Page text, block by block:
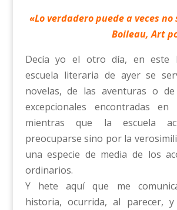
«Lo verdadero puede a veces
Boileau, Art
Decía yo el otro día, en este
escuela literaria de ayer se
novelas, de las aventuras o de
excepcionales encontradas en
mientras que la escuela
preocuparse sino por la
una especie de media de los
ordinarios.
Y hete aquí que me
historia, ocurrida, al parecer,